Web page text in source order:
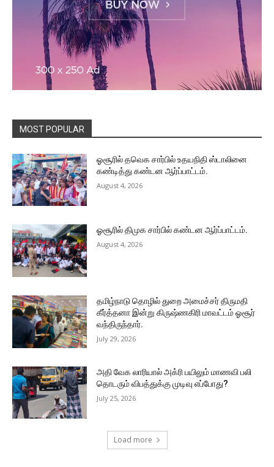
MOST POPULAR
ஓசூரில் தவெக சார்பில் உதயநிதி ஸ்டாலினை
கண்டித்து கண்டன ஆர்ப்பாட்டம்.
August 4, 2026
ஓசூரில் திமுக சார்பில் கண்டன ஆர்ப்பாட்டம்.
August 4, 2026
தமிழ்நாடு தொழில் துறை அமைச்சர் திருமதி
கீர்த்தனா இன்று கிருஷ்ணகிரி மாவட்டம் ஓசூர்
வந்திருந்தார்.
July 29, 2026
அதி வேக லாரியால் அக்ரி பயிலும் மாணவி பலி
தொடரும் விபத்துக்கு முடிவு எப்போது?
July 25, 2026
Load more